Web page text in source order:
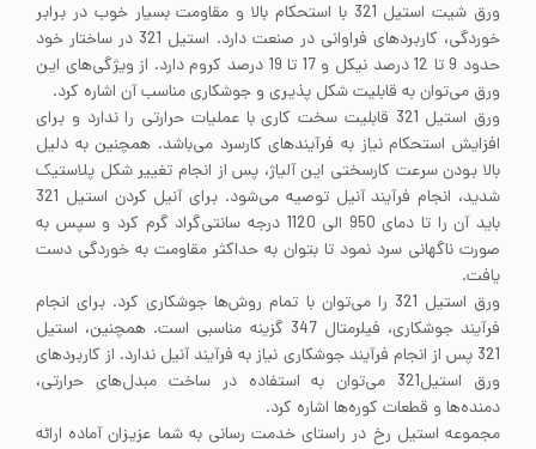
ورق شیت استیل 321 با استحکام بالا و مقاومت بسیار خوب در برابر
خوردگی، کاربردهای فراوانی در صنعت دارد. استیل 321 در ساختار خود
حدود 9 تا 12 درصد نیکل و 17 تا 19 درصد کروم دارد. از ویژگی‌های این
ورق می‌توان به قابلیت شکل پذیری و جوشکاری مناسب آن اشاره کرد.
ورق استیل 321 قابلیت سخت کاری با عملیات حرارتی را ندارد و برای
افزایش استحکام نیاز به فرآیندهای کارسرد می‌باشد. همچنین به دلیل
بالا بودن سرعت کارسختی این آلیاژ، پس از انجام تغییر شکل پلاستیک
شدید، انجام فرآیند آنیل توصیه می‌شود. برای آنیل کردن استیل 321
باید آن را تا دمای 950 الی 1120 درجه سانتی‌گراد گرم کرد و سپس به
صورت ناگهانی سرد نمود تا بتوان به حداکثر مقاومت به خوردگی دست
یافت.
ورق استیل 321 را می‌توان با تمام روش‌ها جوشکاری کرد. برای انجام
فرآیند جوشکاری، فیلرمتال 347 گزینه مناسبی است. همچنین، استیل
321 پس از انجام فرآیند جوشکاری نیاز به فرآیند آنیل ندارد. از کاربردهای
ورق استیل321 می‌توان به استفاده در ساخت مبدل‌های حرارتی،
دمنده‌ها و قطعات کوره‌ها اشاره کرد.
مجموعه استیل رخ در راستای خدمت رسانی به شما عزیزان آماده ارائه